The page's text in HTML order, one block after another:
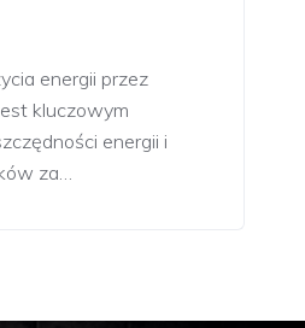
energii przez
kluczowym
energii i
za…